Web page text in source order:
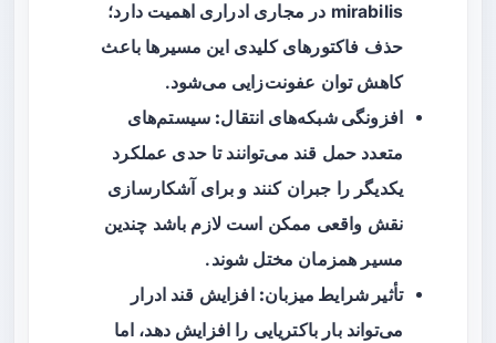
mirabilis در مجاری ادراری اهمیت دارد؛
حذف فاکتورهای کلیدی این مسیرها باعث
کاهش توان عفونت‌زایی می‌شود.
افزونگی شبکه‌های انتقال: سیستم‌های
متعدد حمل قند می‌توانند تا حدی عملکرد
یکدیگر را جبران کنند و برای آشکارسازی
نقش واقعی ممکن است لازم باشد چندین
مسیر همزمان مختل شوند.
تأثیر شرایط میزبان: افزایش قند ادرار
می‌تواند بار باکتریایی را افزایش دهد، اما